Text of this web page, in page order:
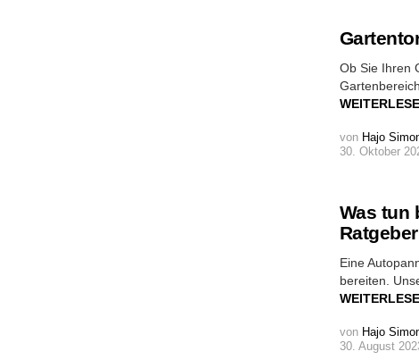
Ob Sie Ihren
von Hajo
30. Oktober
Was tun
Ratgeber
Eine
bereiten.
von Hajo
30. August